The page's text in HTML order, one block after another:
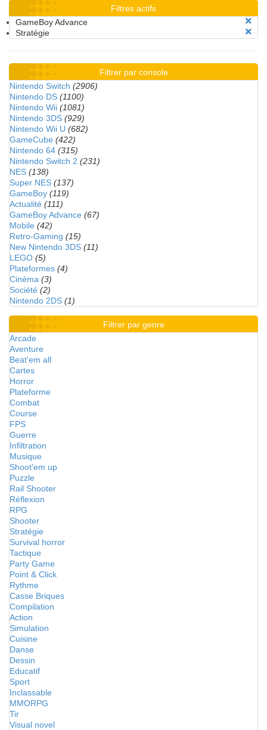
Filtres actifs
GameBoy Advance
Stratégie
Filtrer par console
Nintendo Switch (2906)
Nintendo DS (1100)
Nintendo Wii (1081)
Nintendo 3DS (929)
Nintendo Wii U (682)
GameCube (422)
Nintendo 64 (315)
Nintendo Switch 2 (231)
NES (138)
Super NES (137)
GameBoy (119)
Actualité (111)
GameBoy Advance (67)
Mobile (42)
Retro-Gaming (15)
New Nintendo 3DS (11)
LEGO (5)
Plateformes (4)
Cinéma (3)
Société (2)
Nintendo 2DS (1)
Filtrer par genre
Arcade
Aventure
Beat'em all
Cartes
Horror
Plateforme
Combat
Course
FPS
Guerre
Infiltration
Musique
Shoot'em up
Puzzle
Rail Shooter
Réflexion
RPG
Shooter
Stratégie
Survival horror
Tactique
Party Game
Point & Click
Rythme
Casse Briques
Compilation
Action
Simulation
Cuisine
Danse
Dessin
Educatif
Sport
Inclassable
MMORPG
Tir
Visual novel